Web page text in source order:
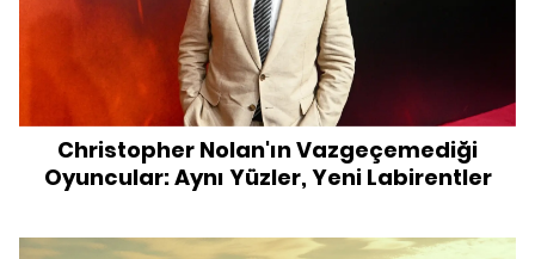
Christopher Nolan'ın Vazgeçemediği
Oyuncular: Aynı Yüzler, Yeni Labirentler